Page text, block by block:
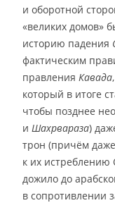
и оборотной
«великих домов»
историю падения
фактическим
правления Кавада
который в итоге
чтобы позднее
и Шахрвараза)
трон (причём
к их
дожило до
в сопротивлении